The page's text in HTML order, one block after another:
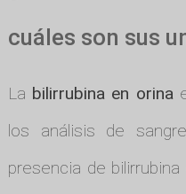
cuáles son sus
La bilirrubina en orina
los análisis de
presencia de